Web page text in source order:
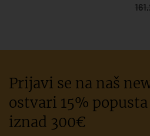
Prijavi se na naš
ostvari 15%
iznad 300€